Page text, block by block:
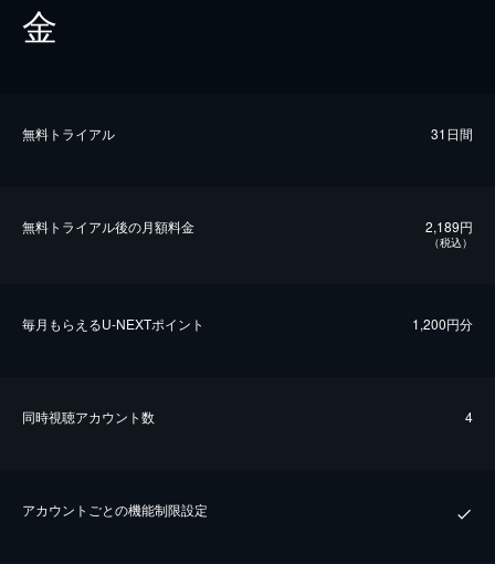
金
無料トライアル 31日間
無料トライアル後の⽉額料金 2,189円
（税込）
毎⽉もらえるU-NEXTポイント 1,200円分
同時視聴アカウント数 4
アカウントごとの機能制限設定